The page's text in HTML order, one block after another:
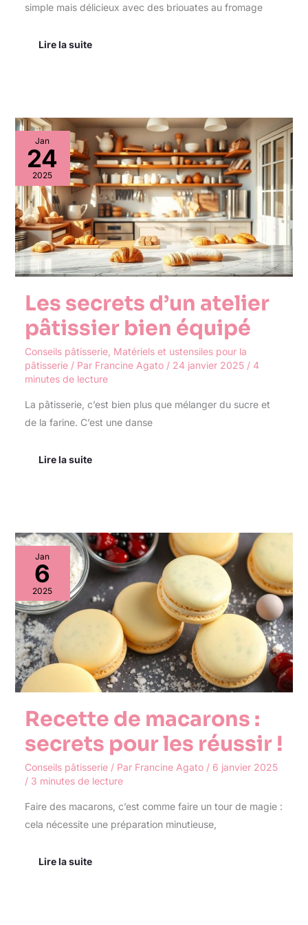
simple mais délicieux avec des briouates au fromage
Lire la suite
Jan
24
2025
Les secrets d’un atelier
pâtissier bien équipé
Conseils pâtisserie, Matériels et ustensiles pour la
pâtisserie/ Par Francine Agato / 24 janvier 2025 / 4
minutes de lecture
La pâtisserie, c’est bien plus que mélanger du sucre et
de la farine. C’est une danse
Les
secrets
d’un
atelier
pâtissier
bien
équipé
Lire la suite
Jan
6
2025
Recette de macarons :
secrets pour les réussir !
Conseils pâtisserie/ Par Francine Agato / 6 janvier 2025
/ 3 minutes de lecture
Faire des macarons, c’est comme faire un tour de magie :
cela nécessite une préparation minutieuse,
Recette
de
macarons
:
secrets
pour
les
réussir
!
Lire la suite